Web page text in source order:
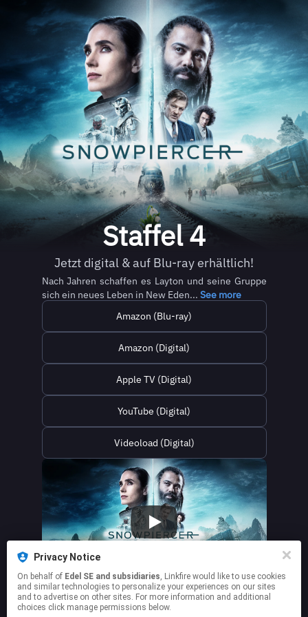
Privacy Notice
On behalf of Edel SE and subsidiaries, Linkfire would like to use cookies
and similar technologies to personalize your experiences on our sites
and to advertise on other sites. For more information and additional
choices click manage permissions below.
Staffel 4
Jetzt digital & auf Blu-ray erhältlich!
Nach Jahren schaffen es Layton und seine Gruppe
sich ein neues Leben in New Eden... See more
Amazon (Blu-ray)
Amazon (Digital)
Apple TV (Digital)
YouTube (Digital)
Videoload (Digital)